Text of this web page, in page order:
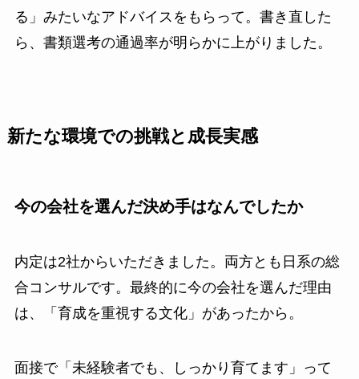
る」みたいなアドバイスをもらって。書き直した
ら、書類選考の通過率が明らかに上がりました。
新たな環境での挑戦と成長実感
今の会社を選んだ決め手はなんでしたか
内定は2社からいただきました。両方とも日系の総
合コンサルです。最終的に今の会社を選んだ理由
は、「育成を重視する文化」があったから。
面接で「未経験者でも、しっかり育てます」って